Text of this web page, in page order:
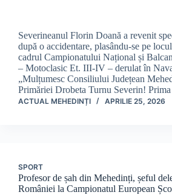
Severineanul Florin Doană a revenit
după o accidentare, plasându-se pe
cadrul Campionatului Național și
– Motoclasic Et. III-IV – derulat în
„Mulțumesc Consiliului Județean
Primăriei Drobeta Turnu Severin!
ACTUAL MEHEDINȚI APRILIE 25, 2026
SPORT
Profesor de șah din Mehedinți, șeful
României la Campionatul European